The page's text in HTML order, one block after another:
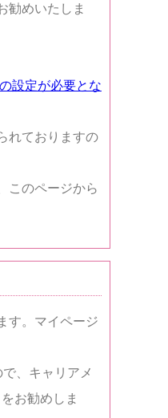
勧めいたしま
設定が必要とな
れておりますの
このページから
す。マイページ
、キャリアメ
お勧めしま